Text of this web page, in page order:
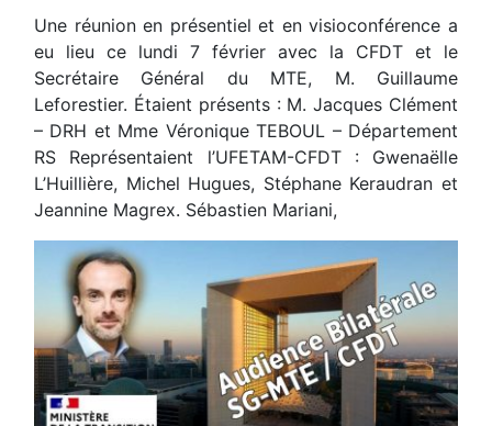
Une réunion en présentiel et en visioconférence a
eu lieu ce lundi 7 février avec la CFDT et le
Secrétaire Général du MTE, M. Guillaume
Leforestier. Étaient présents : M. Jacques Clément
– DRH et Mme Véronique TEBOUL – Département
RS Représentaient l’UFETAM-CFDT : Gwenaëlle
L’Huillière, Michel Hugues, Stéphane Keraudran et
Jeannine Magrex. Sébastien Mariani,